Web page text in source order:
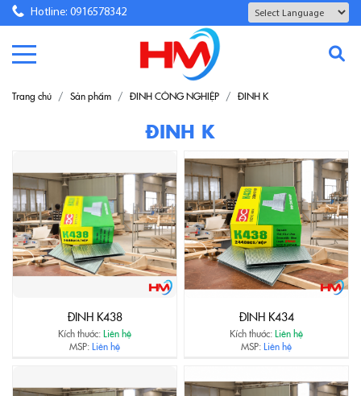
Hotline: 0916578342
Trang chủ Sản phẩm ĐINH CÔNG NGHIỆP ĐINH K
ĐINH K
ĐINH K438
Kích thước:Liên hệ
MSP:Liên hệ
ĐINH K434
Kích thước:Liên hệ
MSP:Liên hệ